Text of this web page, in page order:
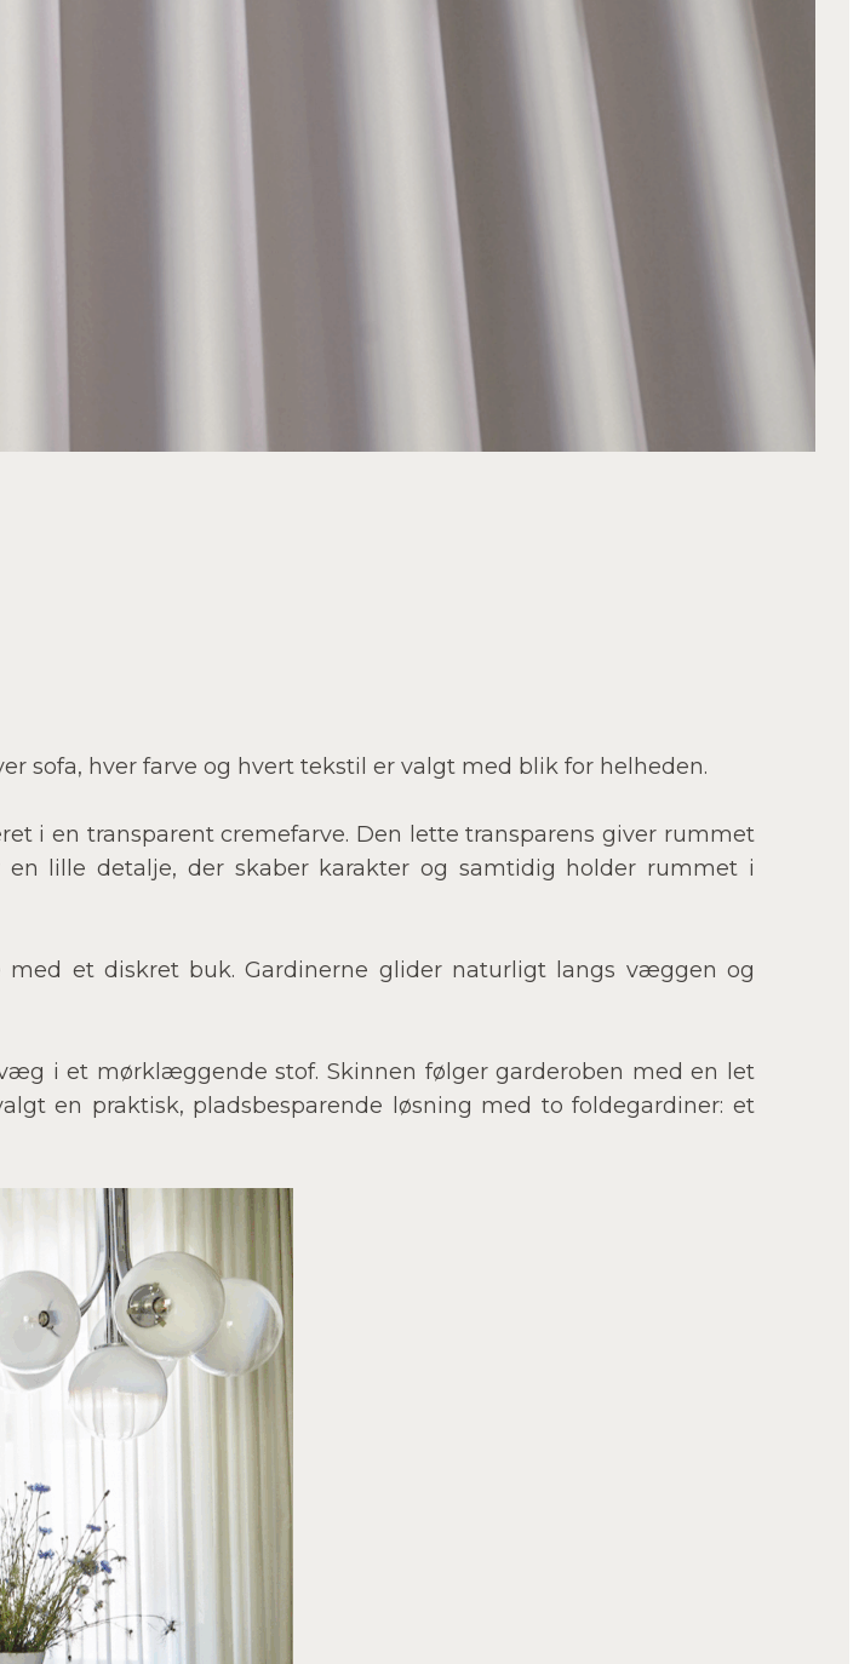
sofa, hver farve og hvert tekstil er valgt med blik for helheden.
i en transparent cremefarve. Den lette transparens giver rummet
lille detalje, der skaber karakter og samtidig holder rummet i
et diskret buk. Gardinerne glider naturligt langs væggen og
i et mørklæggende stof. Skinnen følger garderoben med en let
en praktisk, pladsbesparende løsning med to foldegardiner: et